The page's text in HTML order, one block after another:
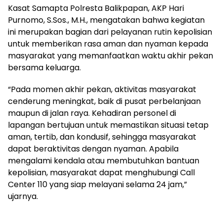
Kasat Samapta Polresta Balikpapan, AKP Hari
Purnomo, S.Sos., M.H., mengatakan bahwa kegiatan
ini merupakan bagian dari pelayanan rutin kepolisian
untuk memberikan rasa aman dan nyaman kepada
masyarakat yang memanfaatkan waktu akhir pekan
bersama keluarga.
“Pada momen akhir pekan, aktivitas masyarakat
cenderung meningkat, baik di pusat perbelanjaan
maupun di jalan raya. Kehadiran personel di
lapangan bertujuan untuk memastikan situasi tetap
aman, tertib, dan kondusif, sehingga masyarakat
dapat beraktivitas dengan nyaman. Apabila
mengalami kendala atau membutuhkan bantuan
kepolisian, masyarakat dapat menghubungi Call
Center 110 yang siap melayani selama 24 jam,”
ujarnya.